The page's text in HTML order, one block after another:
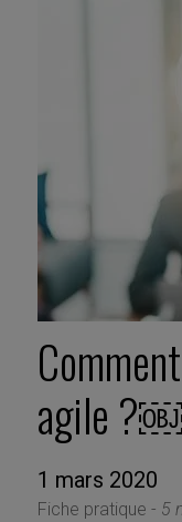
agile ?￼
1 mars 2020
Fiche pratique - 5